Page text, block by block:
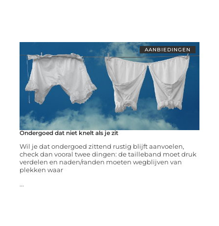
AANBIEDINGEN
Ondergoed dat niet knelt als je zit
Wil je dat ondergoed zittend rustig blijft aanvoelen,
check dan vooral twee dingen: de tailleband moet druk
verdelen en naden/randen moeten wegblijven van
plekken waar
...